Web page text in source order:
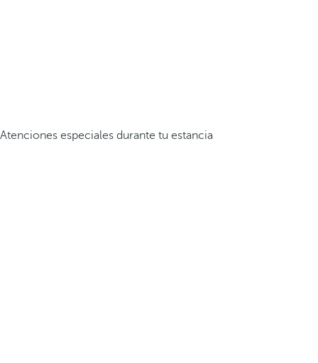
Atenciones especiales durante tu estancia